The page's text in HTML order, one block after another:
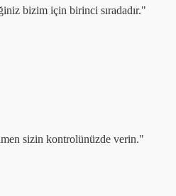
bizim için birinci sıradadır."
sizin kontrolünüzde verin."